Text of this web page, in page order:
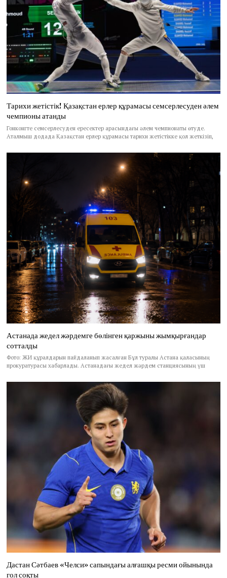
Тарихи жетістік! Қазақстан ерлер құрамасы семсерлесуден әлем
чемпионы атанды
Гонконгте семсерлесуден ересектер арасындағы әлем чемпионаты өтуде.
Аталмыш додада Қазақстан ерлер құрамасы тарихи жетістікке қол жеткізіп,
Астанада жедел жәрдемге бөлінген қаржыны жымқырғандар
сотталды
Фото: ЖИ құралдарын пайдаланып жасалған Бұл туралы Астана қаласының
прокуратурасы хабарлады. Астанадағы жедел жәрдем станциясының үш
Дастан Сәтбаев «Челси» сапындағы алғашқы ресми ойынында
гол соқты